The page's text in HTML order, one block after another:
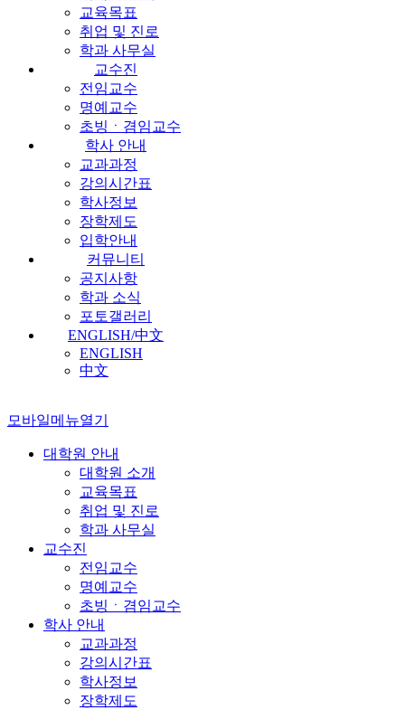
교육목표
취업 및 진로
학과 사무실
교수진
전임교수
명예교수
초빙ㆍ겸임교수
학사 안내
교과과정
강의시간표
학사정보
장학제도
입학안내
커뮤니티
공지사항
학과 소식
포토갤러리
ENGLISH/中文
ENGLISH
中文
모바일메뉴열기
대학원 안내
대학원 소개
교육목표
취업 및 진로
학과 사무실
교수진
전임교수
명예교수
초빙ㆍ겸임교수
학사 안내
교과과정
강의시간표
학사정보
장학제도